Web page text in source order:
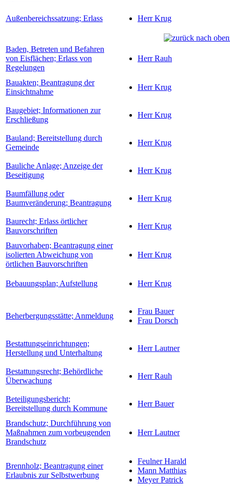
Außenbereichssatzung; Erlass Herr Krug
Baden, Betreten und Befahren
von Eisflächen; Erlass von
Regelungen
Herr Rauh
Bauakten; Beantragung der
Einsichtnahme
Herr Krug
Baugebiet; Informationen zur
Erschließung
Herr Krug
Bauland; Bereitstellung durch
Gemeinde
Herr Krug
Bauliche Anlage; Anzeige der
Beseitigung
Herr Krug
Baumfällung oder
Baumveränderung; Beantragung
Herr Krug
Baurecht; Erlass örtlicher
Bauvorschriften
Herr Krug
Bauvorhaben; Beantragung einer
isolierten Abweichung von
örtlichen Bauvorschriften
Herr Krug
Bebauungsplan; Aufstellung Herr Krug
Beherbergungsstätte; Anmeldung
Frau Bauer
Frau Dorsch
Bestattungseinrichtungen;
Herstellung und Unterhaltung
Herr Lautner
Bestattungsrecht; Behördliche
Überwachung
Herr Rauh
Beteiligungsbericht;
Bereitstellung durch Kommune
Herr Bauer
Brandschutz; Durchführung von
Maßnahmen zum vorbeugenden
Brandschutz
Herr Lautner
Brennholz; Beantragung einer
Erlaubnis zur Selbstwerbung
Feulner Harald
Mann Matthias
Meyer Patrick